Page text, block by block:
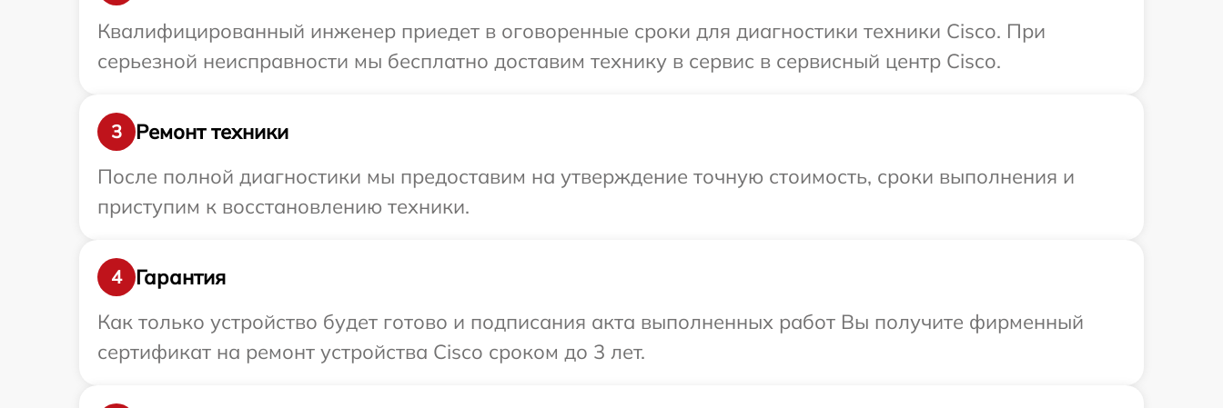
Квалифицированный инженер приедет в оговоренные сроки для диагностики техники Cisco. При
серьезной неисправности мы бесплатно доставим технику в сервис в сервисный центр Cisco.
3
Ремонт техники
После полной диагностики мы предоставим на утверждение точную стоимость, сроки выполнения и
приступим к восстановлению техники.
4
Гарантия
Как только устройство будет готово и подписания акта выполненных работ Вы получите фирменный
сертификат на ремонт устройства Cisco сроком до 3 лет.